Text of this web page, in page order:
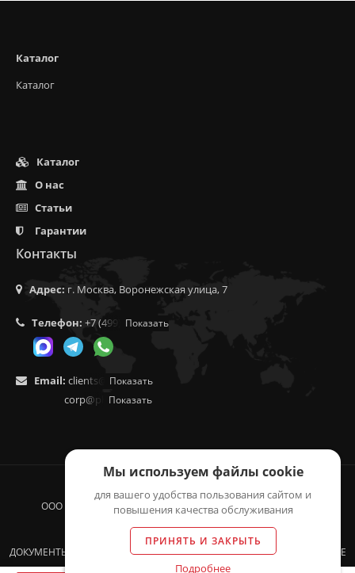
Каталог
Каталог
Каталог
О нас
Статьи
Гарантии
Контакты
Адрес: г. Москва, Воронежская улица, 7
Телефон: +7 (499) 350-55-05
Показать
Email: clients@f9.market
Показать
corp@phoenix9.ru
Показать
ООО "ЛОГИСТИКА", 2014 - 2026 © ВСЕ ПРАВА ЗАЩИЩЕНЫ.
ОГРН 1155257003549, ИНН 5257150769
ДОКУМЕНТЫ: ОФЕРТА, ПОЛИТИКА КОНФИДЕНЦИАЛЬНОСТИ, СОГЛАСИЕ
Мы используем файлы cookie
для вашего удобства пользования сайтом и
повышения качества обслуживания
ПРИНЯТЬ И ЗАКРЫТЬ
Подробнее